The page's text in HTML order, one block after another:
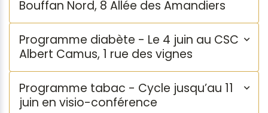
Bouffan Nord, 8 Allée des Amandiers
Programme diabète - Le 4 juin au CSC
Albert Camus, 1 rue des vignes
Programme tabac - Cycle jusqu’au 11
juin en visio-conférence